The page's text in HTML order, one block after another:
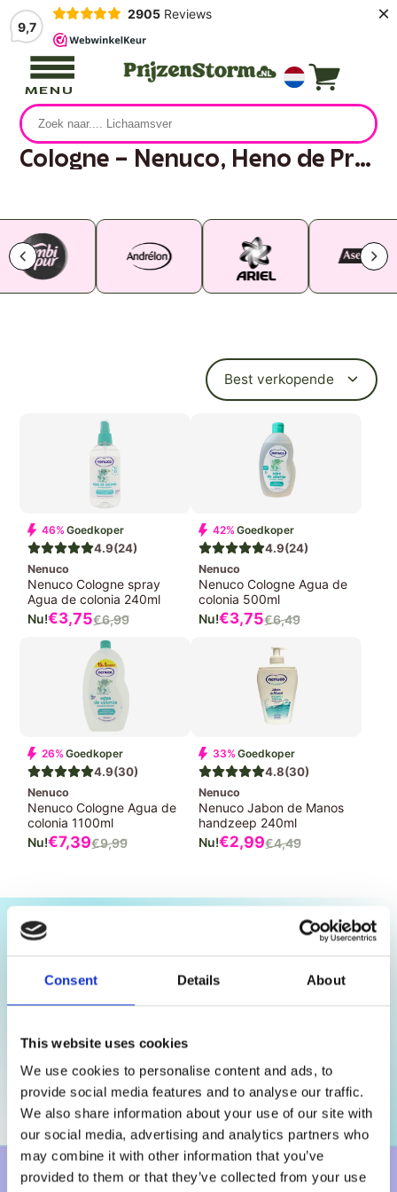
Consent Details About
This website uses cookies
We use cookies to personalise content and ads, to
provide social media features and to analyse our traffic.
We also share information about your use of our site with
our social media, advertising and analytics partners who
may combine it with other information that you’ve
provided to them or that they’ve collected from your use
9,7
2905 Reviews ×
MENU
Cologne – Nenuco, Heno de Pravia & meer | PrijzenStorm.nl
Best verkopende
46% Goedkoper
4.9(24)
Nenuco
Nenuco Cologne spray
Agua de colonia 240ml
Verkoopprijs
€3,75
Normale
prijs
€6,99
42% Goedkoper
4.9(24)
Nenuco
Nenuco Cologne Agua de
colonia 500ml
Verkoopprijs
€3,75
Normale
prijs
€6,49
26% Goedkoper
4.9(30)
Nenuco
Nenuco Cologne Agua de
colonia 1100ml
Verkoopprijs
€7,39
Normale
€9,99
33% Goedkoper
4.8(30)
Nenuco
Nenuco Jabon de Manos
handzeep 240ml
Verkoopprijs
€2,99
Normale
€4,49
selectie bestaat uit tijdloze geuren die je een gevoel van
frisheid, comfort en verzorging geven ideaal na het baden,
douchen of gewoon tussendoor als verfrissende geur.
Een van onze populairste keuzes isNenuco eau de cologne,
bekend om zijn lichte, frisse en poederige aroma dat al
generaties geliefd is bij jong en oud. Deze cologne is zacht,
hypoallergeen en geschikt voor dagelijks gebruik op de huid
of kleding en heeft een vertrouwde geurbeleving waar je
Lees Verder